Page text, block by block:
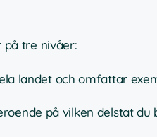
tre nivåer:
landet och omfattar
på vilken delstat du